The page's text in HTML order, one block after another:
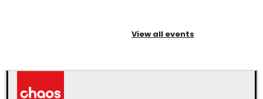
View all events